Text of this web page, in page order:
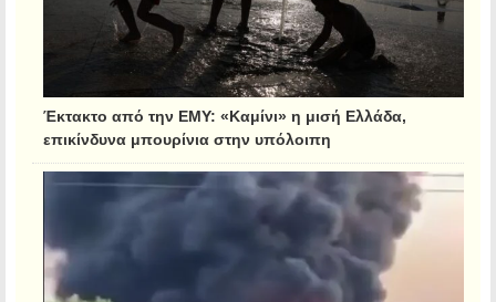
Έκτακτο από την ΕΜΥ: «Καμίνι» η μισή Ελλάδα,
επικίνδυνα μπουρίνια στην υπόλοιπη